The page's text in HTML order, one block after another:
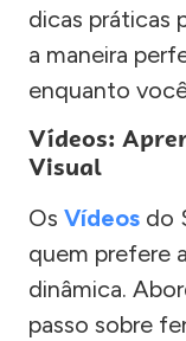
dicas práticas
a maneira
enquanto
Vídeos:
Visual
Os Vídeos do
quem prefere
dinâmica.
passo sobre